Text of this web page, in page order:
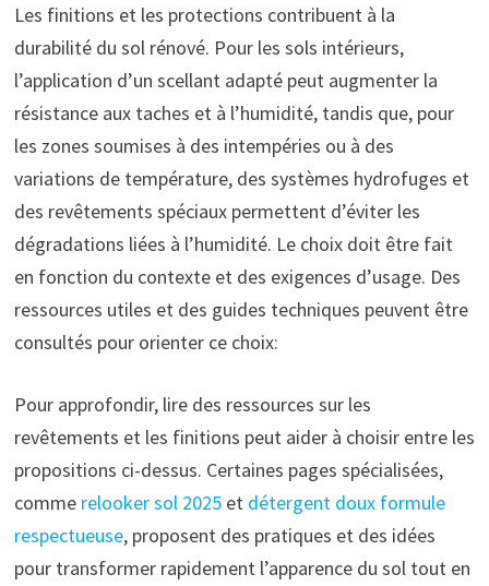
Les finitions et les protections contribuent à la
durabilité du sol rénové. Pour les sols intérieurs,
l’application d’un scellant adapté peut augmenter la
résistance aux taches et à l’humidité, tandis que, pour
les zones soumises à des intempéries ou à des
variations de température, des systèmes hydrofuges et
des revêtements spéciaux permettent d’éviter les
dégradations liées à l’humidité. Le choix doit être fait
en fonction du contexte et des exigences d’usage. Des
ressources utiles et des guides techniques peuvent être
consultés pour orienter ce choix:
Pour approfondir, lire des ressources sur les
revêtements et les finitions peut aider à choisir entre les
propositions ci-dessus. Certaines pages spécialisées,
comme relooker sol 2025et détergent doux formule
respectueuse, proposent des pratiques et des idées
pour transformer rapidement l’apparence du sol tout en